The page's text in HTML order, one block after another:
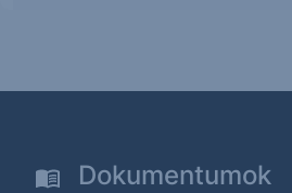
Dokumentumok